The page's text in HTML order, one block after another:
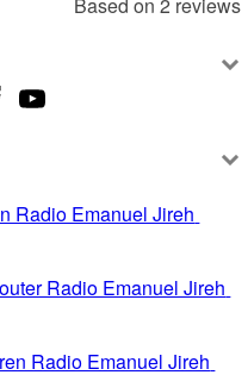
Radio Emanuel Jireh
Radio Emanuel Jireh
Radio Emanuel Jireh